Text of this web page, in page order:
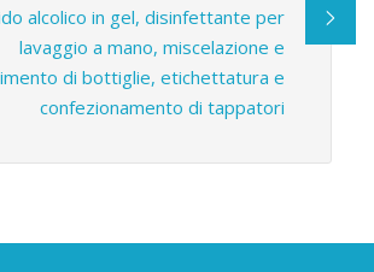
alcolico in gel, disinfettante per
lavaggio a mano, miscelazione e
di bottiglie, etichettatura e
confezionamento di tappatori